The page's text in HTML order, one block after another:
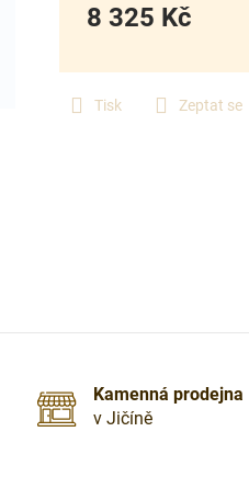
Tisk Zeptat se
8 325 Kč
Kamenná prodejna
v Jičíně